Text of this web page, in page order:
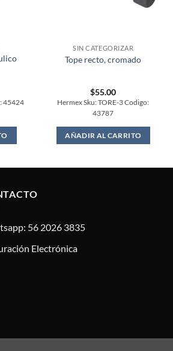
45424
SIN CATEGORIZAR
Tope recto, cromado
$55.00
Hermex Sku: TORE-3 Codigo:
43787
AÑADIR AL CARRITO
56 2026 3835
Electrónica